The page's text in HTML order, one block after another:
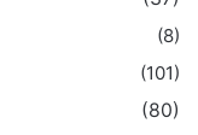
(8)
(101)
(80)